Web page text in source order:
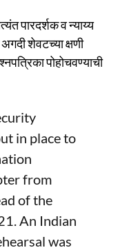
पारदर्शक व न्याय्य
अगदी शेवटच्या क्षणी
पोहोचवण्याची
in place to
from
of the
An Indian
was